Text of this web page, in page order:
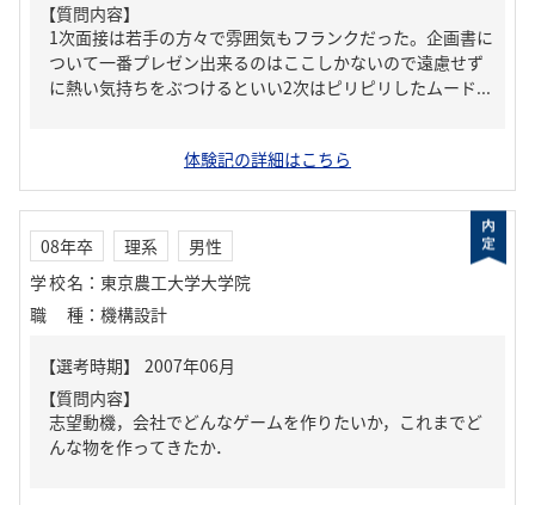
【質問内容】
1次面接は若手の方々で雰囲気もフランクだった。企画書に
ついて一番プレゼン出来るのはここしかないので遠慮せず
に熱い気持ちをぶつけるといい2次はピリピリしたムード...
体験記の詳細はこちら
08年卒 理系
男性
学校名 ： 東京農工大学大学院
職種 ： 機構設計
【質問内容】
志望動機，会社でどんなゲームを作りたいか，これまでど
んな物を作ってきたか．